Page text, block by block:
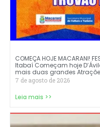
COMEÇA HOJE MACARANI!
Itabaí Começam hoje
mais duas grandes
7 de agosto de 2026
Leia mais >>